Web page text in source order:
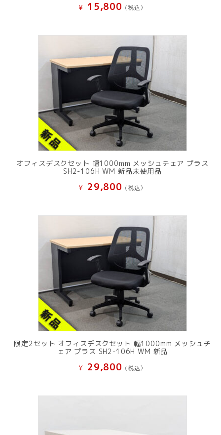
¥ 15,800 (税込）
オフィスデスクセット 幅1000mm メッシュチェア プラス
SH2-106H WM 新品未使用品
¥ 29,800 (税込）
限定2セット オフィスデスクセット 幅1000mm メッシュチ
ェア プラス SH2-106H WM 新品
¥ 29,800 (税込）